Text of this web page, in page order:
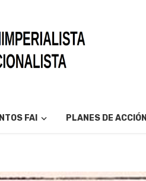
FAI PLANES DE ACCIÓN